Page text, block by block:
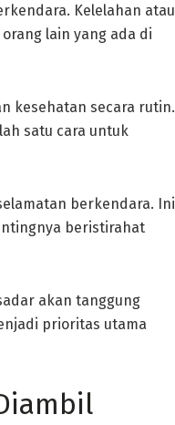
Kelelahan atau
lain yang ada di
kesehatan secara rutin.
satu cara untuk
berkendara. Ini
beristirahat
akan tanggung
prioritas utama